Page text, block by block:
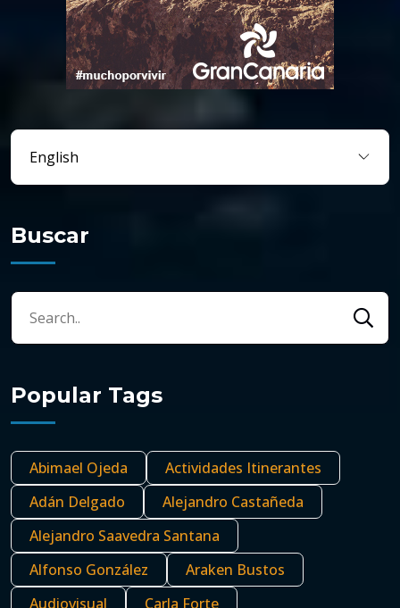
Buscar
Popular Tags
Abimael Ojeda
Actividades Itinerantes
Adán Delgado
Alejandro Castañeda
Alejandro Saavedra Santana
Alfonso González
Araken Bustos
Audiovisual
Carla Forte